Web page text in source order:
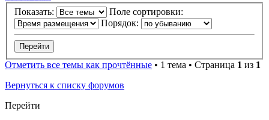
Показать:
Поле сортировки:
Порядок:
Отметить все темы как прочтённые • 1 тема • Страница 1 из 1
Вернуться к списку форумов
Перейти